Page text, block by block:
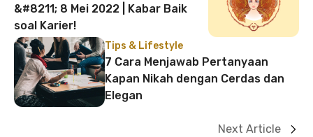
&#8211; 8 Mei 2022 | Kabar Baik
soal Karier!
Tips & Lifestyle
7 Cara Menjawab Pertanyaan
Kapan Nikah dengan Cerdas dan
Elegan
Next Article